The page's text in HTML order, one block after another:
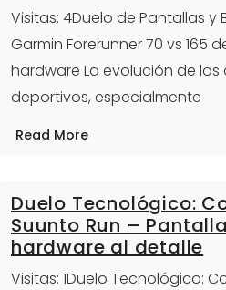
Visitas: 4Duelo de Pantallas
Garmin Forerunner 70 vs 165
hardware La evolución de
deportivos, especialmente
Read More
Duelo Tecnológico:
Suunto Run –
hardware al detalle
Visitas: 1Duelo Tecnológico: